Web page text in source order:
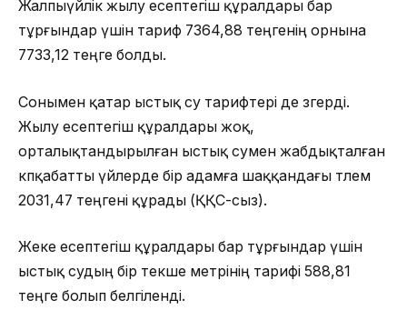
Жалпыүйлік жылу есептегіш құралдары бар
тұрғындар үшін тариф 7364,88 теңгенің орнына
7733,12 теңге болды.
Сонымен қатар ыстық су тарифтері де өзгерді.
Жылу есептегіш құралдары жоқ,
орталықтандырылған ыстық сумен жабдықталған
көпқабатты үйлерде бір адамға шаққандағы төлем
2031,47 теңгені құрады (ҚҚС-сыз).
Жеке есептегіш құралдары бар тұрғындар үшін
ыстық судың бір текше метрінің тарифі 588,81
теңге болып белгіленді.